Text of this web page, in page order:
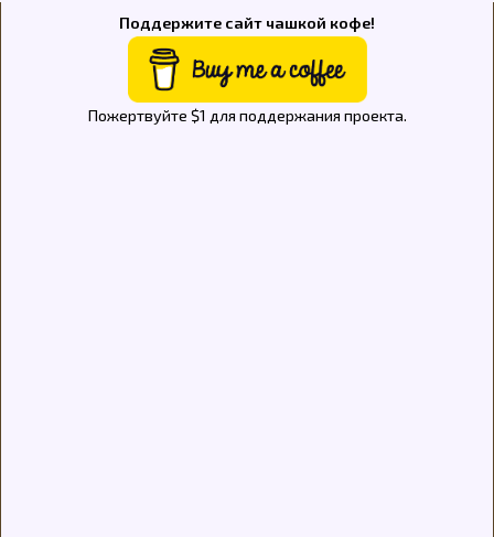
Поддержите сайт чашкой кофе!
Пожертвуйте $1 для поддержания проекта.